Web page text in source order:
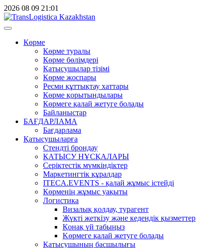
2026 08 09 21:01
Көрме
Көрме туралы
Көрме бөлімдері
Қатысушылар тізімі
Көрме жоспары
Ресми құттықтау хаттары
Көрме қорытындылары
Көрмеге қалай жетуге болады
Байланыстар
БАҒДАРЛАМА
Бағдарлама
Қатысушыларға
Стендті брондау
ҚАТЫСУ НҰСҚАЛАРЫ
Серіктестік мүмкіндіктер
Маркетингтік құралдар
ITECA.EVENTS - қалай жұмыс істейді
Көрменің жұмыс уақыты
Логистика
Визалық қолдау, турагент
Жүкті жеткізу және кедендік қызметтер
Қонақ үй табыңыз
Kөрмеге қалай жетуге болады
Қатысушының басшылығы